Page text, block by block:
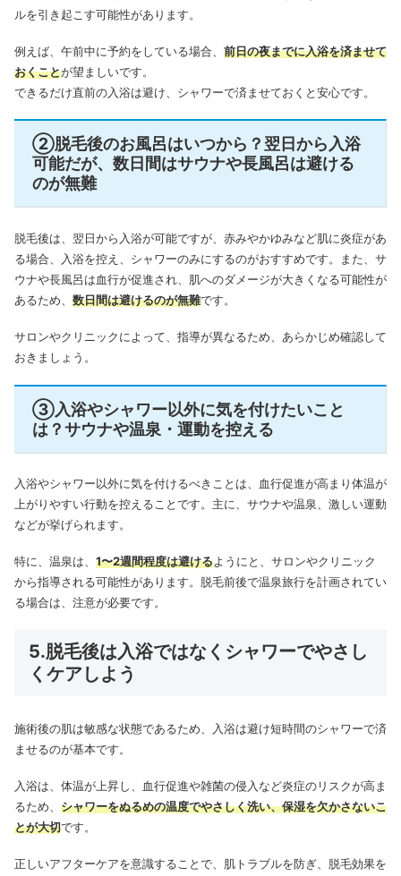
ルを引き起こす可能性があります。
例えば、午前中に予約をしている場合、 前日の夜までに入浴を済ませて
おくことが望ましいです。
できるだけ直前の入浴は避け、シャワーで済ませておくと安心です。
②脱毛後のお風呂はいつから？翌日から入浴
可能だが、数日間はサウナや長風呂は避ける
のが無難
脱毛後は、翌日から入浴が可能ですが、赤みやかゆみなど肌に炎症があ
る場合、入浴を控え、シャワーのみにするのがおすすめです。また、サ
ウナや長風呂は血行が促進され、肌へのダメージが大きくなる可能性が
あるため、 数日間は避けるのが無難です。
サロンやクリニックによって、指導が異なるため、あらかじめ確認して
おきましょう。
③入浴やシャワー以外に気を付けたいこと
は？サウナや温泉・運動を控える
入浴やシャワー以外に気を付けるべきことは、血行促進が高まり体温が
上がりやすい行動を控えることです。主に、サウナや温泉、激しい運動
などが挙げられます。
特に、温泉は、 1〜2週間程度は避けるようにと、サロンやクリニック
から指導される可能性があります。脱毛前後で温泉旅行を計画されてい
る場合は、注意が必要です。
5.脱毛後は入浴ではなくシャワーでやさし
くケアしよう
施術後の肌は敏感な状態であるため、入浴は避け短時間のシャワーで済
ませるのが基本です。
入浴は、体温が上昇し、血行促進や雑菌の侵入など炎症のリスクが高ま
るため、 シャワーをぬるめの温度でやさしく洗い、保湿を欠かさないこ
とが大切です。
正しいアフターケアを意識することで、肌トラブルを防ぎ、脱毛効果を